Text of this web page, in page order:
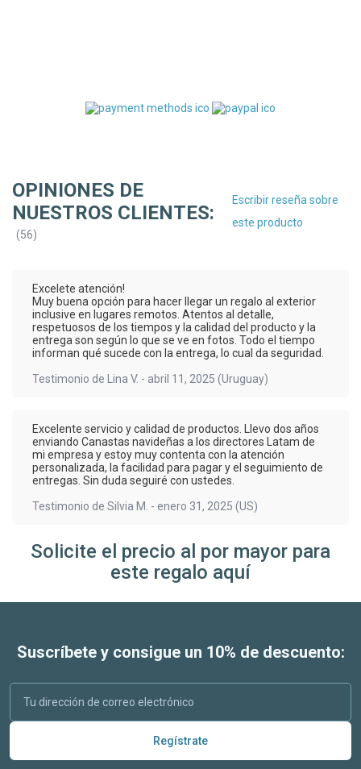
OPINIONES DE
NUESTROS CLIENTES:
(56)
Escribir reseña sobre
este producto
Excelete atención!
Muy buena opción para hacer llegar un regalo al exterior
inclusive en lugares remotos. Atentos al detalle,
respetuosos de los tiempos y la calidad del producto y la
entrega son según lo que se ve en fotos. Todo el tiempo
informan qué sucede con la entrega, lo cual da seguridad.
Testimonio de Lina V. - abril 11, 2025 (Uruguay)
Excelente servicio y calidad de productos. Llevo dos años
enviando Canastas navideñas a los directores Latam de
mi empresa y estoy muy contenta con la atención
personalizada, la facilidad para pagar y el seguimiento de
entregas. Sin duda seguiré con ustedes.
Testimonio de Silvia M. - enero 31, 2025 (US)
Solicite el precio al por mayor para
este regalo aquí
Suscríbete y consigue un 10% de descuento:
Regístrate